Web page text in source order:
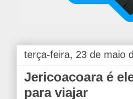
terça-feira, 23 de maio
Jericoacoara é
para viajar